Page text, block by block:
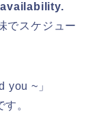
でスケジュー
you ~」
。